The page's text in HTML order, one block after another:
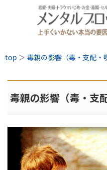
top ＞ 毒親の影響（毒・支配・
毒親の影響（毒・支